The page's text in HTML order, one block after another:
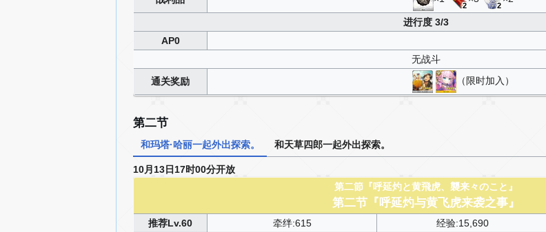
2 2
进行度 3/3
AP0
无战斗
通关奖励
（限时加入）
第二节
和玛塔·哈丽一起外出探索。 和天草四郎一起外出探索。
10月13日17时00分开放
第二節『呼延灼と黄飛虎、襲来々のこと』
第二节『呼延灼与黄飞虎来袭之事』
推荐Lv.60 牵绊:615 经验:15,690